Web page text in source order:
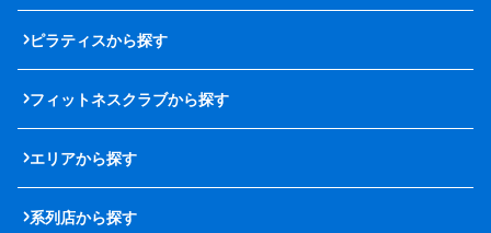
ピラティスから探す
フィットネスクラブから探す
エリアから探す
系列店から探す